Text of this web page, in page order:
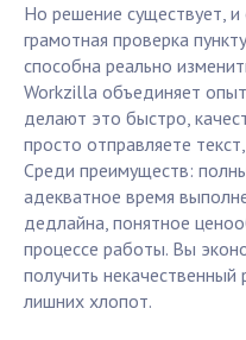
Но решение существует,
грамотная проверка
способна реально
Workzilla объединяет
делают это быстро,
просто отправляете
Среди преимуществ:
адекватное время
дедлайна, понятное
процессе работы. Вы
получить некачественный
лишних хлопот.